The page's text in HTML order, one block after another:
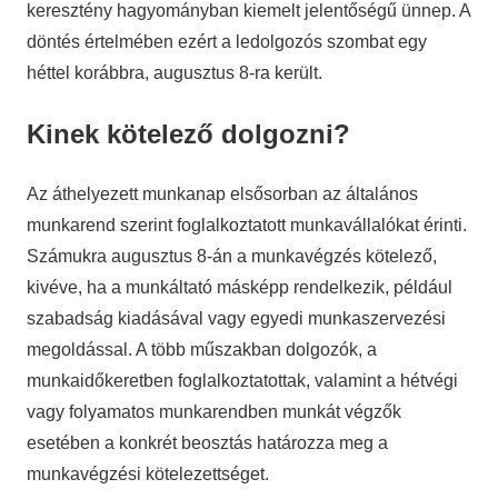
keresztény hagyományban kiemelt jelentőségű ünnep. A
döntés értelmében ezért a ledolgozós szombat egy
héttel korábbra, augusztus 8-ra került.
Kinek kötelező dolgozni?
Az áthelyezett munkanap elsősorban az általános
munkarend szerint foglalkoztatott munkavállalókat érinti.
Számukra augusztus 8-án a munkavégzés kötelező,
kivéve, ha a munkáltató másképp rendelkezik, például
szabadság kiadásával vagy egyedi munkaszervezési
megoldással. A több műszakban dolgozók, a
munkaidőkeretben foglalkoztatottak, valamint a hétvégi
vagy folyamatos munkarendben munkát végzők
esetében a konkrét beosztás határozza meg a
munkavégzési kötelezettséget.